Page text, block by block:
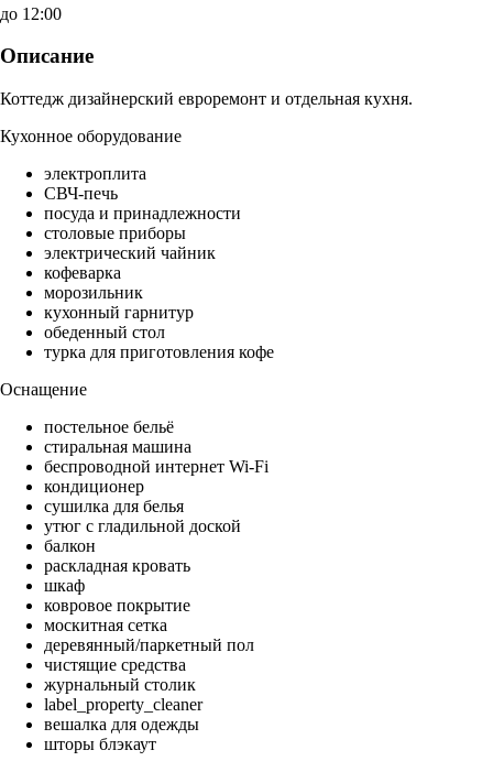
до 12:00
Описание
Коттедж дизайнерский евроремонт и отдельная кухня.
Кухонное оборудование
электроплита
СВЧ-печь
посуда и принадлежности
столовые приборы
электрический чайник
кофеварка
морозильник
кухонный гарнитур
обеденный стол
турка для приготовления кофе
Оснащение
постельное бельё
стиральная машина
беспроводной интернет Wi-Fi
кондиционер
сушилка для белья
утюг с гладильной доской
балкон
раскладная кровать
шкаф
ковровое покрытие
москитная сетка
деревянный/паркетный пол
чистящие средства
журнальный столик
label_property_cleaner
вешалка для одежды
шторы блэкаут